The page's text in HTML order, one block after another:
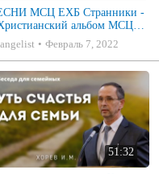
МСЦ ЕХБ Странники -
Февраль 7, 2022
51:32